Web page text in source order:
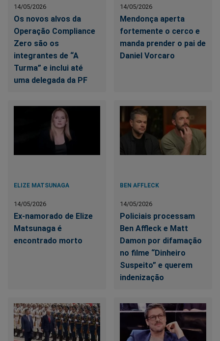
14/05/2026
Os novos alvos da
Operação Compliance
Zero são os
integrantes de “A
Turma” e inclui até
uma delegada da PF
14/05/2026
Mendonça aperta
fortemente o cerco e
manda prender o pai de
Daniel Vorcaro
ELIZE MATSUNAGA
14/05/2026
Ex-namorado de Elize
Matsunaga é
encontrado morto
BEN AFFLECK
14/05/2026
Policiais processam
Ben Affleck e Matt
Damon por difamação
no filme “Dinheiro
Suspeito” e querem
indenização